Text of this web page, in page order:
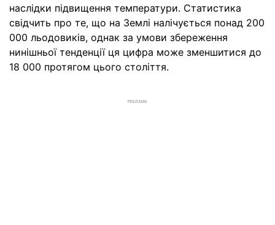
наслідки підвищення температури. Статистика
свідчить про те, що на Землі налічується понад 200
000 льодовиків, однак за умови збереження
нинішньої тенденції ця цифра може зменшитися до
18 000 протягом цього століття.
РЕКЛАМА